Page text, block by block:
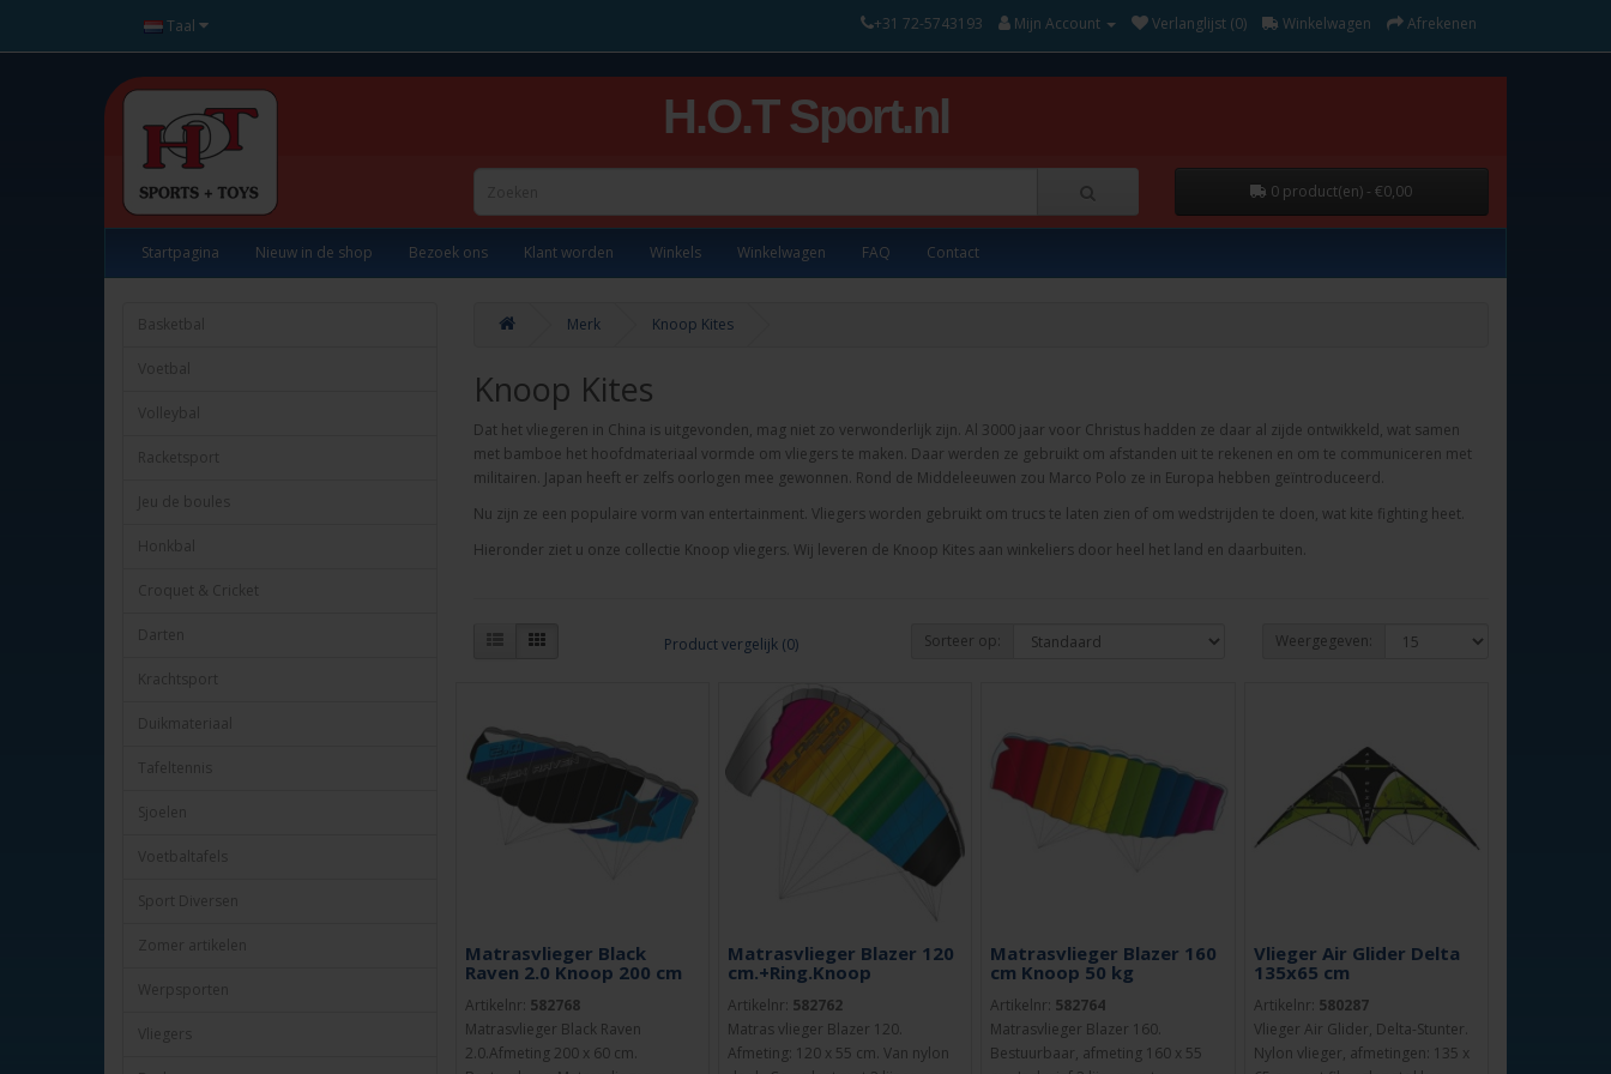
Taal +31 72-5743193 Mijn Account Verlanglijst (0) Winkelwagen Afrekenen
H.O.T Sport.nl
0 product(en) - €0,00
Startpagina Nieuw in de shop Bezoek ons Klant worden Winkels Winkelwagen FAQ Contact
Basketbal
Voetbal
Volleybal
Racketsport
Jeu de boules
Honkbal
Croquet & Cricket
Darten
Krachtsport
Duikmateriaal
Tafeltennis
Sjoelen
Voetbaltafels
Sport Diversen
Zomer artikelen
Werpsporten
Vliegers
Merk Knoop Kites
Knoop Kites
Dat het vliegeren in China is uitgevonden, mag niet zo verwonderlijk zijn. Al 3000 jaar voor Christus hadden ze daar al zijde ontwikkeld, wat samen
met bamboe het hoofdmateriaal vormde om vliegers te maken. Daar werden ze gebruikt om afstanden uit te rekenen en om te communiceren met
militairen. Japan heeft er zelfs oorlogen mee gewonnen. Rond de Middeleeuwen zou Marco Polo ze in Europa hebben geïntroduceerd.
Nu zijn ze een populaire vorm van entertainment. Vliegers worden gebruikt om trucs te laten zien of om wedstrijden te doen, wat kite fighting heet.
Hieronder ziet u onze collectie Knoop vliegers. Wij leveren de Knoop Kites aan winkeliers door heel het land en daarbuiten.
Product vergelijk (0) Sorteer op: Weergegeven:
Matrasvlieger Black
Raven 2.0 Knoop 200 cm
Artikelnr: 582768
Matrasvlieger Black Raven
2.0.Afmeting 200 x 60 cm.
Matrasvlieger Blazer 120
cm.+Ring.Knoop
Artikelnr: 582762
Matras vlieger Blazer 120.
Afmeting: 120 x 55 cm. Van nylon
Matrasvlieger Blazer 160
cm Knoop 50 kg
Artikelnr: 582764
Matrasvlieger Blazer 160.
Bestuurbaar, afmeting 160 x 55
Vlieger Air Glider Delta
135x65 cm
Artikelnr: 580287
Vlieger Air Glider, Delta-Stunter.
Nylon vlieger, afmetingen: 135 x